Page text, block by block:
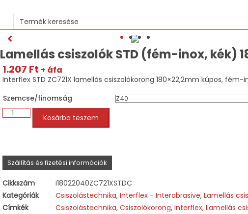
Search
Lamellás csiszolók STD (fém-inox, kék)
1.207 Ft + áfa
Interflex STD ZC721X lamellás csiszolókorong 180×22,2mm kúpos, fém-
Szemcse/finomság
Lamellás
csiszolók
180x22,23mm
mennyiség
Kosárba teszem
Szállítás és fizetési információk
Cikkszám
I18022040ZC721XSTDC
Kategóriák
Csiszolástechnika, Interflex - Interabrasive, Lamellás
Címkék
Csiszolástechnika, Csiszolókorong, Interflex, Lamellás